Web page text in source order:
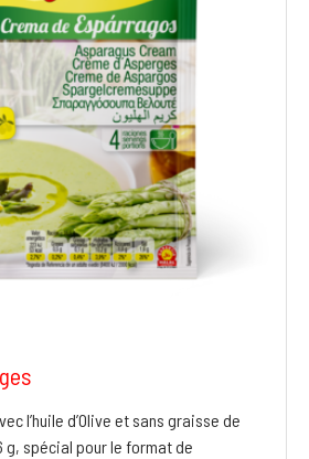
l’huile d’Olive et sans graisse de
g, spécial pour le format de